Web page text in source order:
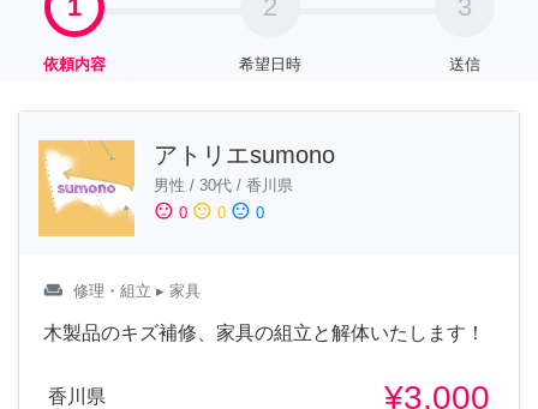
1
依頼内容
2
希望日時
3
送信
アトリエsumono
男性 / 30代 / 香川県
sentiment_satisfied 0 sentiment_neutral 0 sentiment_dissatisfied 0
weekend 修理・組立 ▸ 家具
木製品のキズ補修、家具の組立と解体いたします！
香川県 ¥3,000